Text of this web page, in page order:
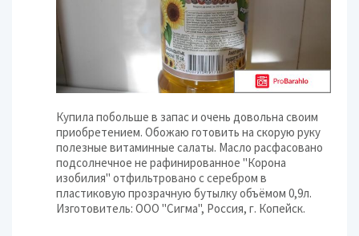
Купила побольше в запас и очень довольна своим
приобретением. Обожаю готовить на скорую руку
полезные витаминные салаты. Масло расфасовано
подсолнечное не рафинированное "Корона
изобилия" отфильтровано с серебром в
пластиковую прозрачную бутылку объёмом 0,9л.
Изготовитель: ООО "Сигма", Россия, г. Копейск.